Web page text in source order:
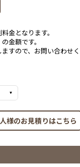
金となります。
金額です。
すので、お問い合わせく
様のお見積りはこちら